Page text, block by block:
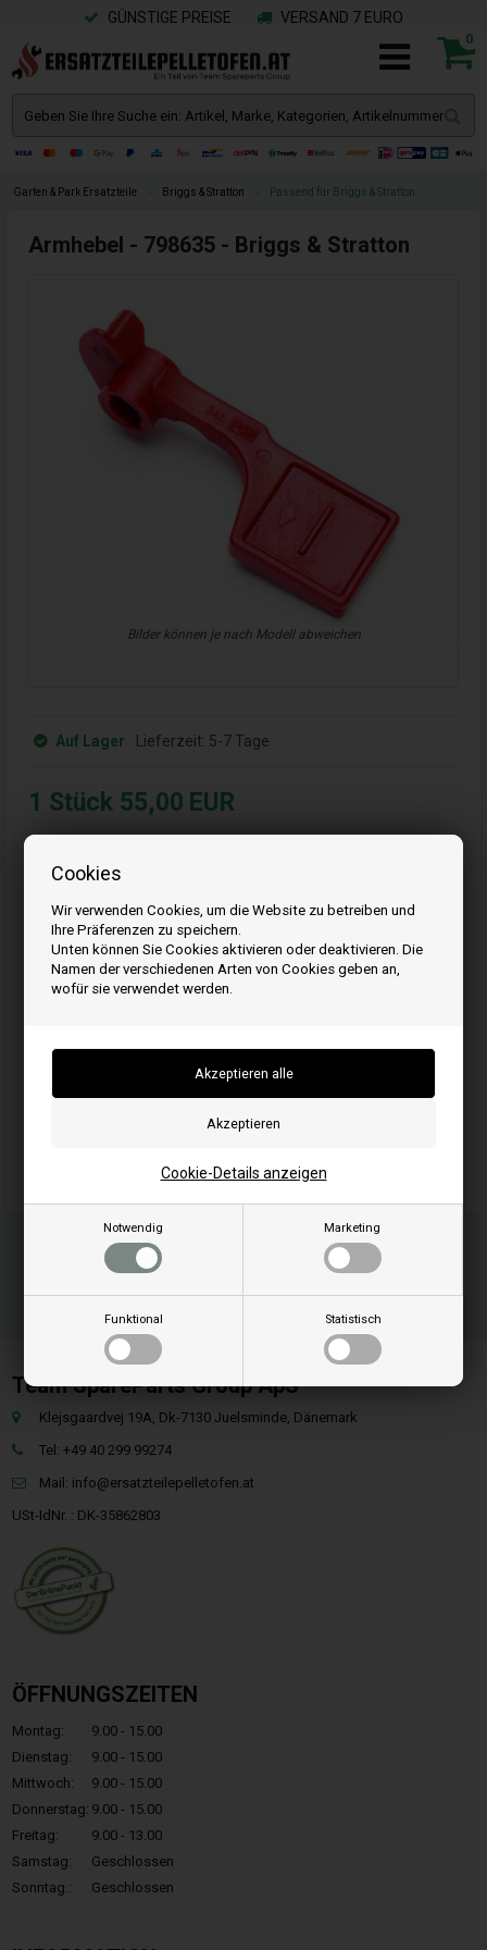
Cookies
Wir verwenden Cookies, um die Website zu betreiben und
Ihre Präferenzen zu speichern.
Unten können Sie Cookies aktivieren oder deaktivieren. Die
Namen der verschiedenen Arten von Cookies geben an,
wofür sie verwendet werden.
Notwendig Marketing
Funktional Statistisch
Cookie-Details anzeigen
GÜNSTIGE PREISE VERSAND 7 EURO
0
Garten & Park Ersatzteile Briggs & Stratton Passend für Briggs & Stratton
Armhebel - 798635 - Briggs & Stratton
Bilder können je nach Modell abweichen
Lieferzeit: 5-7 Tage
Auf Lager
1 Stück 55,00 EUR
Schnelle Lieferung - Paketnummer an E-Mail
Kaufen
Einheit: Stück
Passend für Maschinen-/Fahrzeugmarke: Briggs & Stratton
Team SpareParts Group ApS
Klejsgaardvej 19A, Dk-7130 Juelsminde, Dänemark
Tel: +49 40 299 99274
Mail: info@ersatzteilepelletofen.at
USt-IdNr. : DK-35862803
ÖFFNUNGSZEITEN
Montag:
9.00 - 15.00
Dienstag:
9.00 - 15.00
Mittwoch:
9.00 - 15.00
Donnerstag: 9.00 - 15.00
Freitag:
9.00 - 13.00
Samstag:
Geschlossen
Sonntag.:
Geschlossen